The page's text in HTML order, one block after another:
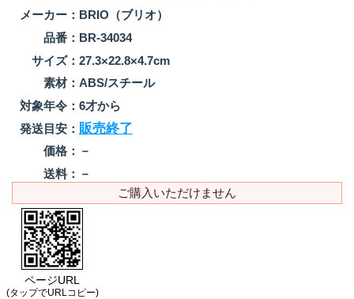
メーカー： BRIO（ブリオ）
品番： BR-34034
サイズ： 27.3×22.8×4.7cm
素材： ABS/スチール
対象年令： 6才から
発送目安： 販売終了
価格： －
送料： －
ご購入いただけません
ページURL
(タップでURLコピー)